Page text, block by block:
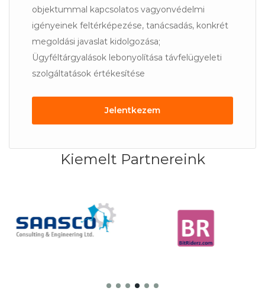
Gyakornok
objektummal kapcsolatos vagyonvédelmi
igényeinek feltérképezése, tanácsadás, konkrét
megoldási javaslat kidolgozása;
Ügyféltárgyalások lebonyolítása távfelügyeleti
szolgáltatások értékesítése
Jelentkezem
Kiemelt Partnereink